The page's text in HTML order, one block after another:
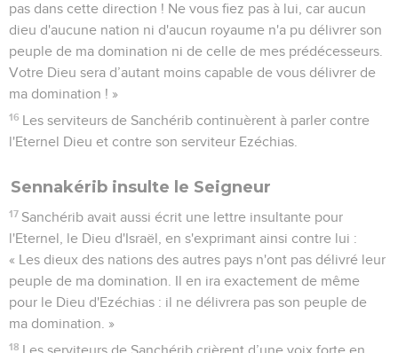
pas dans cette direction ! Ne vous fiez pas à lui, car aucun
dieu d'aucune nation ni d'aucun royaume n'a pu délivrer son
peuple de ma domination ni de celle de mes prédécesseurs.
Votre Dieu sera d’autant moins capable de vous délivrer de
ma domination ! »
16 Les serviteurs de Sanchérib continuèrent à parler contre
l'Eternel Dieu et contre son serviteur Ezéchias.
Sennakérib insulte le Seigneur
17 Sanchérib avait aussi écrit une lettre insultante pour
l'Eternel, le Dieu d'Israël, en s'exprimant ainsi contre lui :
« Les dieux des nations des autres pays n'ont pas délivré leur
peuple de ma domination. Il en ira exactement de même
pour le Dieu d'Ezéchias : il ne délivrera pas son peuple de
ma domination. »
18 Les serviteurs de Sanchérib crièrent d’une voix forte en